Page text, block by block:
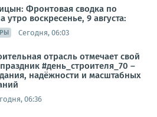
Фронтовая сводка по
утро воскресенье, 9 августа:
Сегодня, 06:03
отрасль отмечает свой
#день_строителя_70 –
надёжности и масштабных
06:36